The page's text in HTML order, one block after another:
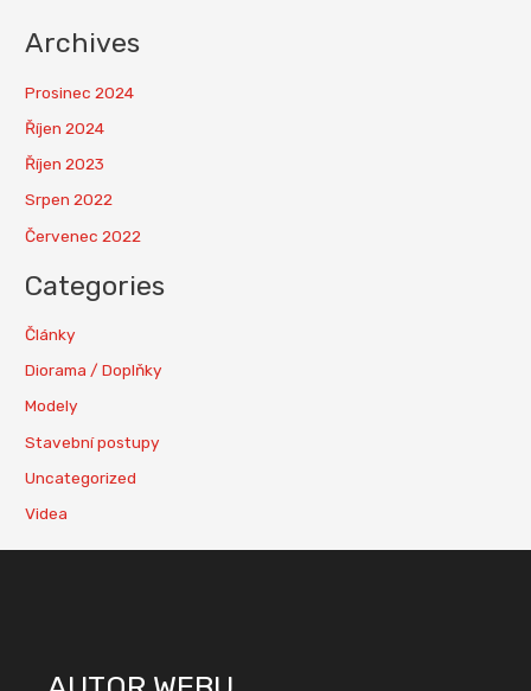
Archives
Prosinec 2024
Říjen 2024
Říjen 2023
Srpen 2022
Červenec 2022
Categories
Články
Diorama / Doplňky
Modely
Stavební postupy
Uncategorized
Videa